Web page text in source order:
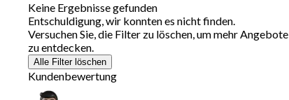
Keine Ergebnisse gefunden
Entschuldigung, wir konnten es nicht finden.
Versuchen Sie, die Filter zu löschen, um mehr Angebote
zu entdecken.
Alle Filter löschen
Kundenbewertung